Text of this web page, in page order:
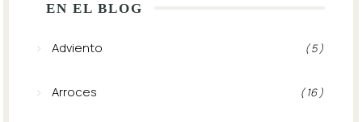
EN EL BLOG
Adviento ( 5 )
Arroces ( 16 )